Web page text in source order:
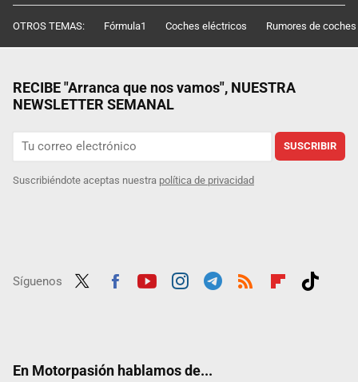
OTROS TEMAS: Fórmula1 Coches eléctricos Rumores de coches
RECIBE "Arranca que nos vamos", NUESTRA
NEWSLETTER SEMANAL
SUSCRIBIR
Suscribiéndote aceptas nuestra política de privacidad
Síguenos
En Motorpasión hablamos de...